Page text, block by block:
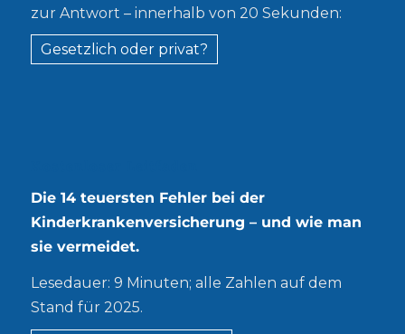
zur Antwort – innerhalb von 20 Sekunden:
Gesetzlich oder privat?
Die 14 teuersten Fehler bei der
Kinderkrankenversicherung – und wie man
sie vermeidet.
Lesedauer: 9 Minuten; alle Zahlen auf dem
Stand für 2025.